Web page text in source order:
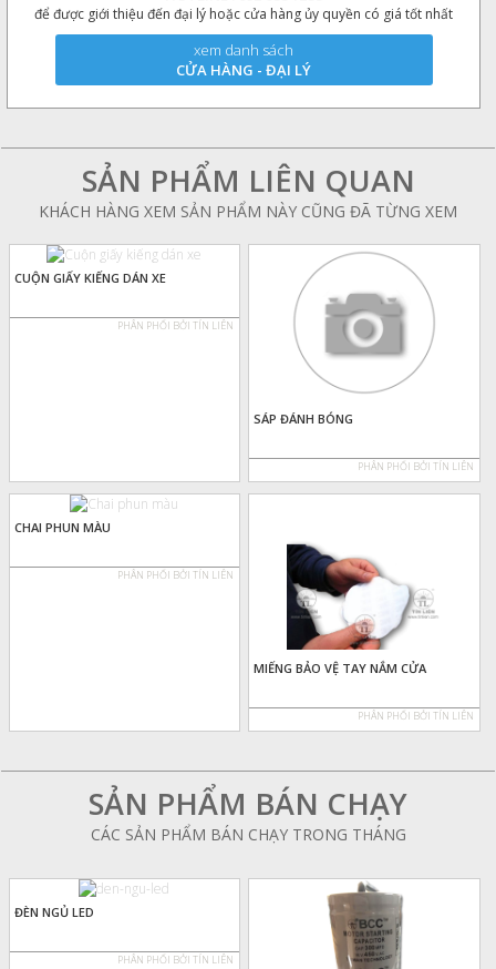
để được giới thiệu đến đại lý hoặc cửa hàng ủy quyền có giá tốt nhất
xem danh sách
CỬA HÀNG - ĐẠI LÝ
SẢN PHẨM LIÊN QUAN
KHÁCH HÀNG XEM SẢN PHẨM NÀY CŨNG ĐÃ TỪNG XEM
CUỘN GIẤY KIẾNG DÁN XE
PHÂN PHỐI BỞI TÍN LIÊN
SÁP ĐÁNH BÓNG
PHÂN PHỐI BỞI TÍN LIÊN
CHAI PHUN MÀU
PHÂN PHỐI BỞI TÍN LIÊN
MIẾNG BẢO VỆ TAY NẮM CỬA
PHÂN PHỐI BỞI TÍN LIÊN
SẢN PHẨM BÁN CHẠY
CÁC SẢN PHẨM BÁN CHẠY TRONG THÁNG
ĐÈN NGỦ LED
PHÂN PHỐI BỞI TÍN LIÊN